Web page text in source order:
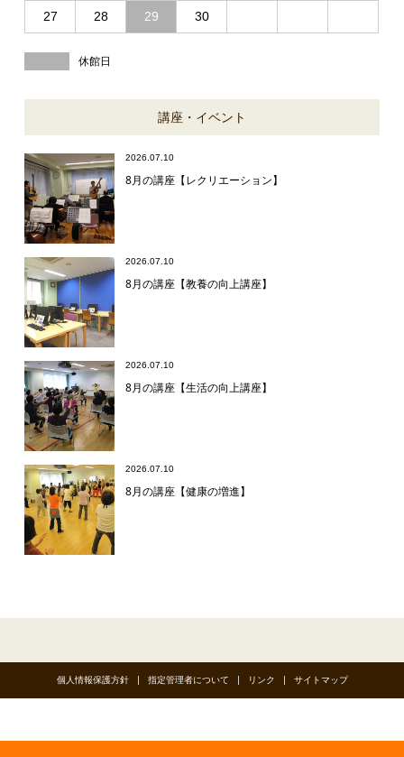
27 28 29 30
休館日
講座・イベント
2026.07.10
8月の講座【レクリエーション】
2026.07.10
8月の講座【教養の向上講座】
2026.07.10
8月の講座【生活の向上講座】
2026.07.10
8月の講座【健康の増進】
個人情報保護方針 指定管理者について リンク サイトマップ